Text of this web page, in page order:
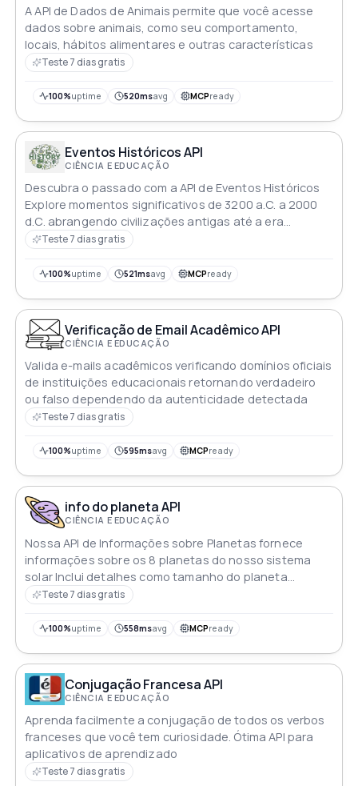
A API de Dados de Animais permite que você acesse
dados sobre animais, como seu comportamento,
locais, hábitos alimentares e outras características
Teste 7 dias gratis
100%uptime 520msavg MCPready
Eventos Históricos API
CIÊNCIA E EDUCAÇÃO
Descubra o passado com a API de Eventos Históricos
Explore momentos significativos de 3200 a.C. a 2000
d.C. abrangendo civilizações antigas até a era
moderna Ideal para aplicações de história cultura e
com esta API confiável e frequentemente atualizada
Teste 7 dias gratis
100%uptime 521msavg MCPready
Verificação de Email Acadêmico API
CIÊNCIA E EDUCAÇÃO
Valida e-mails acadêmicos verificando domínios oficiais
de instituições educacionais retornando verdadeiro
ou falso dependendo da autenticidade detectada
Teste 7 dias gratis
100%uptime 595msavg MCPready
info do planeta API
CIÊNCIA E EDUCAÇÃO
Nossa API de Informações sobre Planetas fornece
informações sobre os 8 planetas do nosso sistema
solar Inclui detalhes como tamanho do planeta
distância do sol raio e mais Simplesmente faça uma
receber suas informações
Teste 7 dias gratis
100%uptime 558msavg MCPready
Conjugação Francesa API
CIÊNCIA E EDUCAÇÃO
Aprenda facilmente a conjugação de todos os verbos
franceses que você tem curiosidade. Ótima API para
aplicativos de aprendizado
Teste 7 dias gratis